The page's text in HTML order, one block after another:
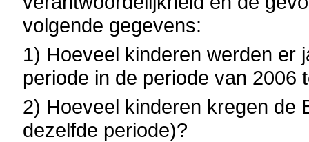
volgende gegevens:
1) Hoeveel kinderen werden er
periode in de periode van 2006
2) Hoeveel kinderen kregen de
dezelfde periode)?